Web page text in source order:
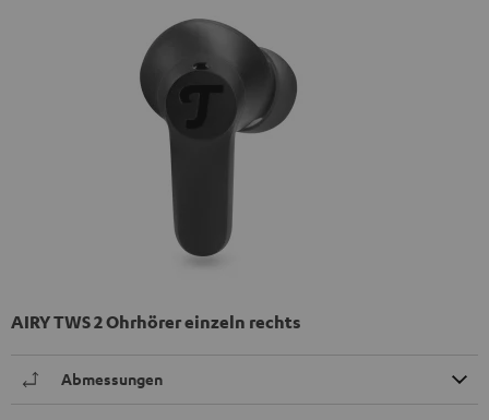
AIRY TWS 2 Ohrhörer einzeln rechts
Abmessungen